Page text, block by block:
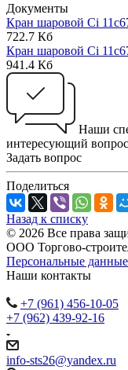
Документы
Кран шаровой Ci
722.7 Кб
Кран шаровой Ci
941.4 Кб
Наши
интересующий
Задать вопрос
Поделиться
Назад к списку
© 2026 Все права
ООО Торгово-
Персональные данные
Наши контакты
+7 (961) 456-10-05
+7 (962) 439-92-16
info-sts26@yandex.ru